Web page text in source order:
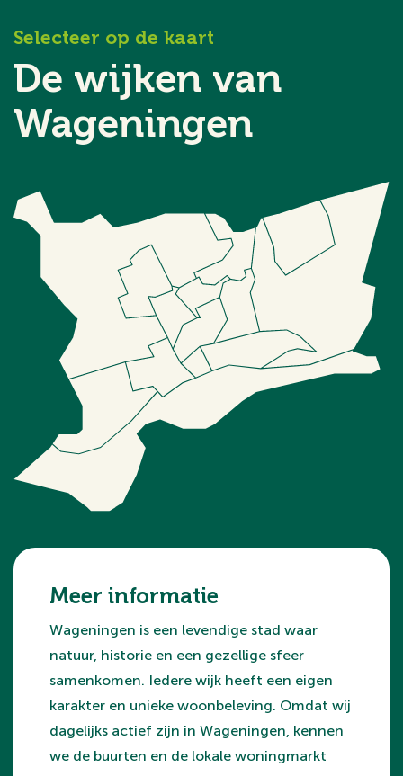
Selecteer op de kaart
De wijken van
Wageningen
Meer informatie
Wageningen is een levendige stad waar
natuur, historie en een gezellige sfeer
samenkomen. Iedere wijk heeft een eigen
karakter en unieke woonbeleving. Omdat wij
dagelijks actief zijn in Wageningen, kennen
we de buurten en de lokale woningmarkt